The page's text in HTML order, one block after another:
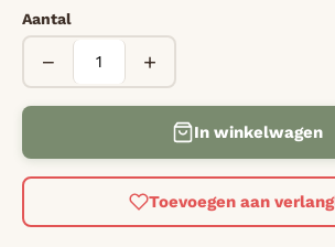
Aantal
− +
In winkelwagen
Toevoegen aan